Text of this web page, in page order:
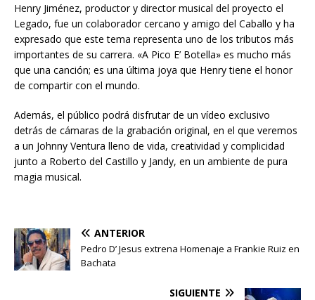
Henry Jiménez, productor y director musical del proyecto el
Legado, fue un colaborador cercano y amigo del Caballo y ha
expresado que este tema representa uno de los tributos más
importantes de su carrera. «A Pico E’ Botella» es mucho más
que una canción; es una última joya que Henry tiene el honor
de compartir con el mundo.
Además, el público podrá disfrutar de un vídeo exclusivo
detrás de cámaras de la grabación original, en el que veremos
a un Johnny Ventura lleno de vida, creatividad y complicidad
junto a Roberto del Castillo y Jandy, en un ambiente de pura
magia musical.
ANTERIOR
Pedro D’ Jesus extrena Homenaje a Frankie Ruiz en
Bachata
SIGUIENTE